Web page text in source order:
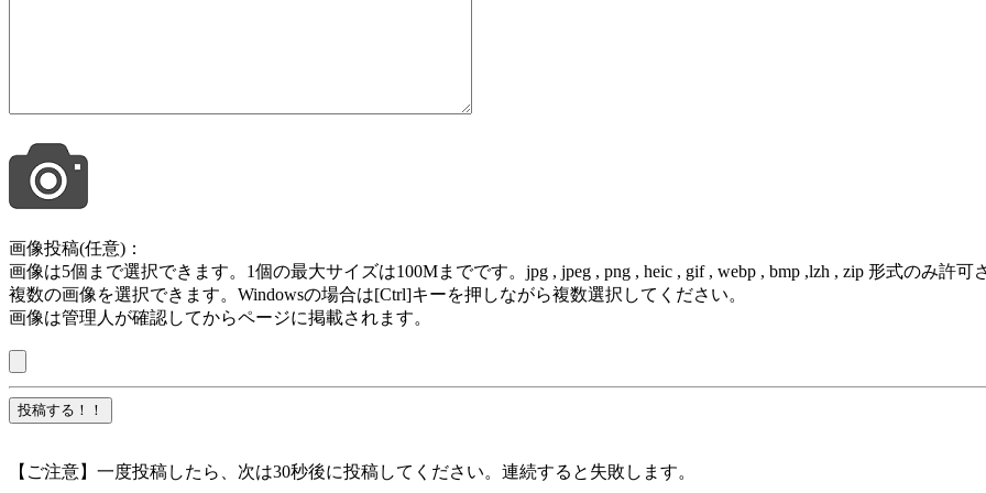
画像投稿(任意)：
画像は5個まで選択できます。1個の最大サイズは100Mまでです。jpg , jpeg , png , heic , gif , webp , bmp ,lzh , zip 形式のみ許可
複数の画像を選択できます。Windowsの場合は[Ctrl]キーを押しながら複数選択してください。
画像は管理人が確認してからページに掲載されます。
【ご注意】一度投稿したら、次は30秒後に投稿してください。連続すると失敗します。